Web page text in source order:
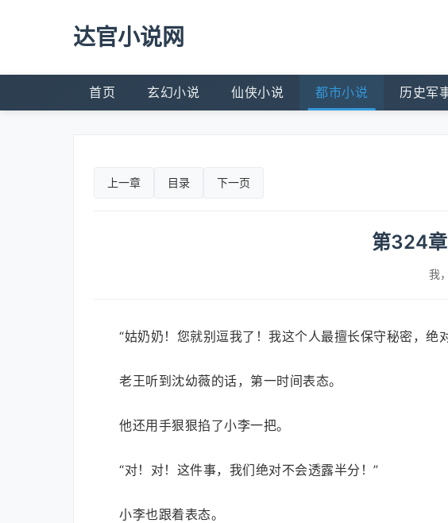
达官小说网
首页 玄幻小说 仙侠小说 都市小说 历史军
上一章 目录 下一页
第324
我
“姑奶奶！您就别逗我了！我这个人最擅长保守秘密，绝
老王听到沈幼薇的话，第一时间表态。
他还用手狠狠掐了小李一把。
“对！对！这件事，我们绝对不会透露半分！”
小李也跟着表态。